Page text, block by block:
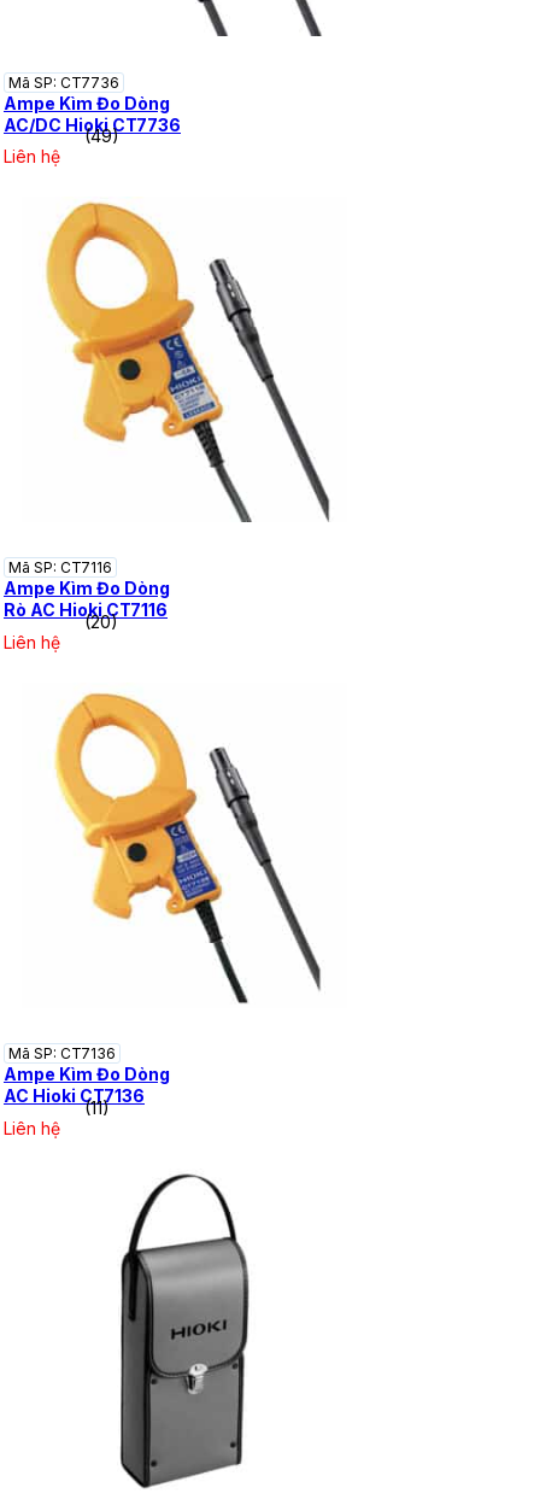
Mã SP: CT7736
Ampe Kìm Đo Dòng
AC/DC Hioki CT7736
(49)
Liên hệ
Mã SP: CT7116
Ampe Kìm Đo Dòng
Rò AC Hioki CT7116
(20)
Liên hệ
Mã SP: CT7136
Ampe Kìm Đo Dòng
AC Hioki CT7136
(11)
Liên hệ